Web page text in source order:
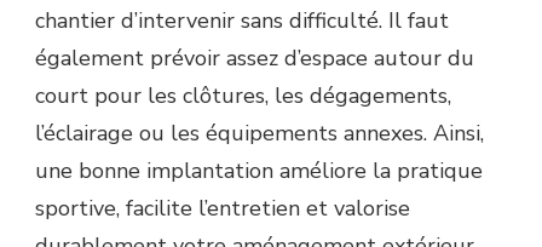
chantier d’intervenir sans difficulté. Il faut
également prévoir assez d’espace autour du
court pour les clôtures, les dégagements,
l’éclairage ou les équipements annexes. Ainsi,
une bonne implantation améliore la pratique
sportive, facilite l’entretien et valorise